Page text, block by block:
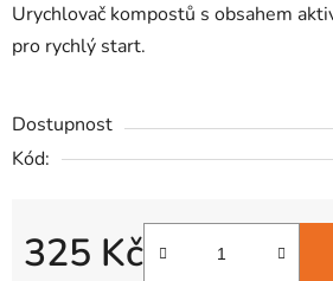
Urychlovač kompostů s obsahem
pro rychlý start.
Dostupnost
Kód:
325 Kč